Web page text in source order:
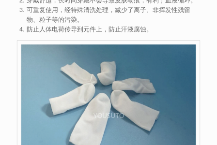
可重复使用，经特殊清洗处理，减少了离子、非挥发性残留
物、粒子等的污染。
防止人体电荷传导到元件上，防止汗液腐蚀。